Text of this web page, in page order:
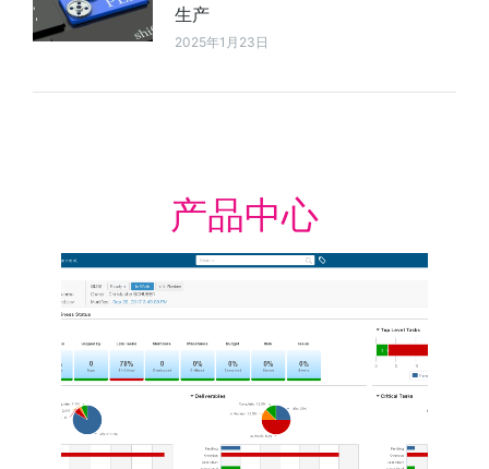
生产
2025年1月23日
产品中心